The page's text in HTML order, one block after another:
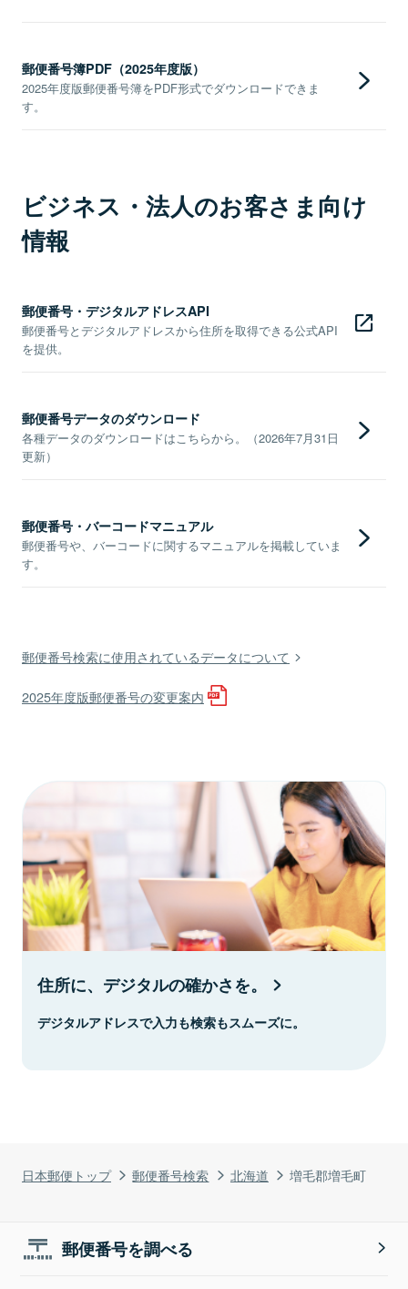
日本郵便トップ 郵便番号検索 北海道 増毛郡増毛町
郵便番号簿PDF（2025年度版）
2025年度版郵便番号簿をPDF形式でダウンロードできま
す。
ビジネス・法人のお客さま向け
情報
郵便番号・デジタルアドレスAPI
郵便番号とデジタルアドレスから住所を取得できる公式API
を提供。
郵便番号データのダウンロード
各種データのダウンロードはこちらから。（2026年7月31日
更新）
郵便番号・バーコードマニュアル
郵便番号や、バーコードに関するマニュアルを掲載していま
す。
郵便番号検索に使用されているデータについて
2025年度版郵便番号の変更案内
住所に、デジタルの確かさを。
デジタルアドレスで入力も検索もスムーズに。
郵便番号を調べる